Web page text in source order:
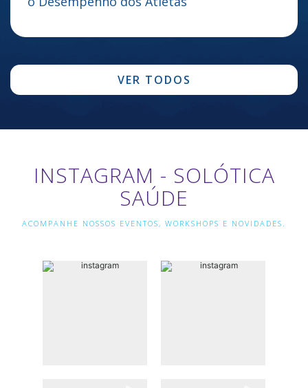
VER TODOS
INSTAGRAM - SOLÓTICA
SAÚDE
ACOMPANHE NOSSOS EVENTOS, WORKSHOPS E NOVIDADES.